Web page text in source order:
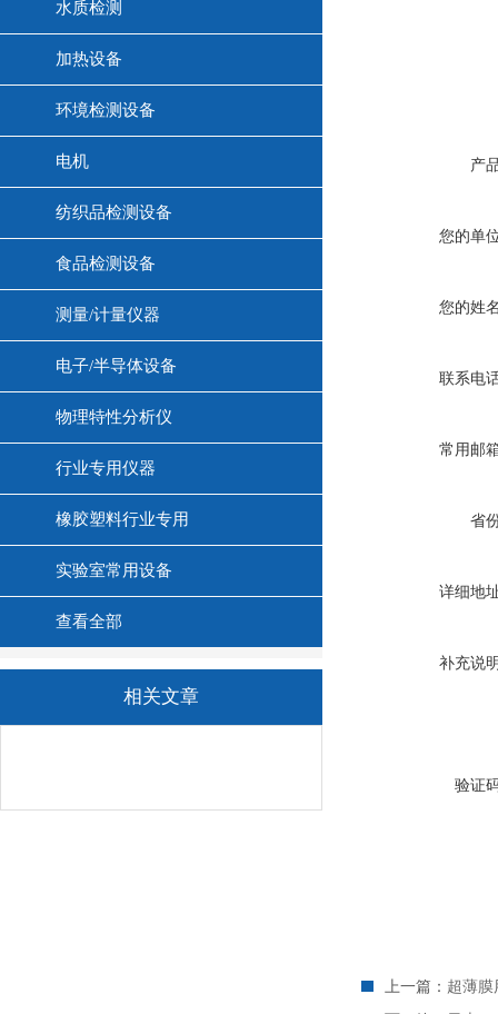
水质检测
加热设备
环境检测设备
电机
纺织品检测设备
食品检测设备
测量/计量仪器
电子/半导体设备
物理特性分析仪
行业专用仪器
橡胶塑料行业专用
实验室常用设备
查看全部
相关文章
产
您的单
您的姓
联系电
常用邮
省
详细地
补充说
验证
上一篇： 超薄膜